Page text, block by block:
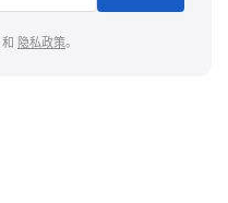
和 隐私政策。